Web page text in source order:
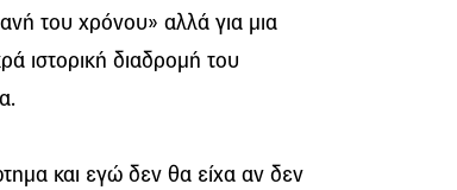
του χρόνου» αλλά για μια
ιστορική διαδρομή του
και εγώ δεν θα είχα αν δεν